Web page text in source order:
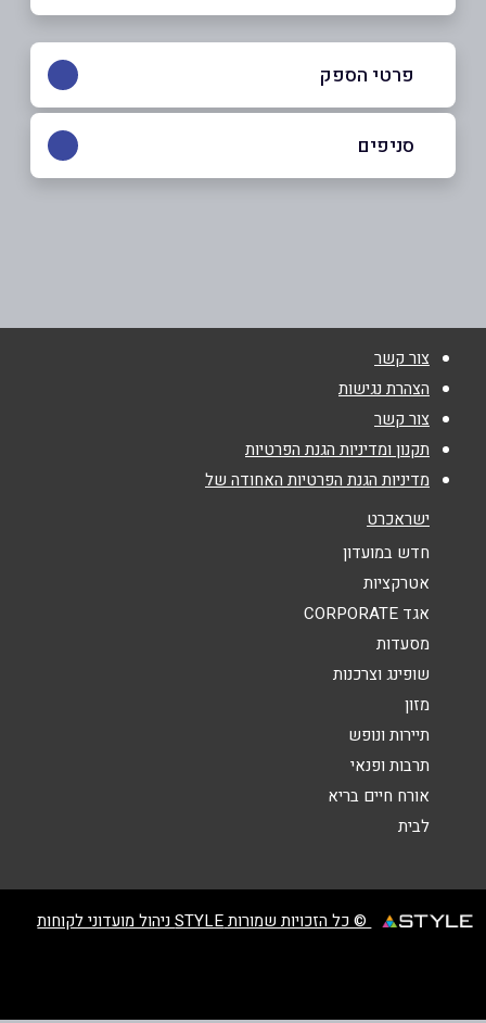
פרטי הספק
באתר
טלפון*
אנא חזרו אלי בקשר ל...
הודעה
סניפים
צור קשר
הצהרת נגישות
צור קשר
תקנון ומדיניות הגנת הפרטיות
מדיניות הגנת הפרטיות האחודה של
ישראכרט
חדש במועדון
אטרקציות
אגד CORPORATE
מסעדות
שופינג וצרכנות
מזון
תיירות ונופש
תרבות ופנאי
אורח חיים בריא
לבית
© כל הזכויות שמורות STYLE ניהול מועדוני לקוחות